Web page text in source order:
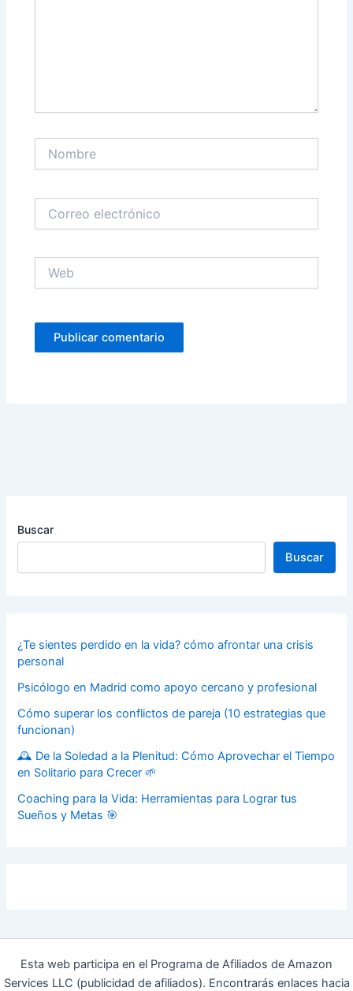
electrónico
Buscar
Buscar
¿Te sientes perdido en la vida? cómo afrontar una crisis
personal
Psicólogo en Madrid como apoyo cercano y profesional
Cómo superar los conflictos de pareja (10 estrategias que
funcionan)
🕰️ De la Soledad a la Plenitud: Cómo Aprovechar el Tiempo
en Solitario para Crecer 🌱
Coaching para la Vida: Herramientas para Lograr tus
Sueños y Metas 🎯
Esta web participa en el Programa de Afiliados de Amazon
Services LLC (publicidad de afiliados). Encontrarás enlaces hacia